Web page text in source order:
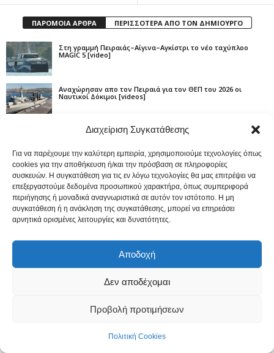
Διαχείριση Συγκατάθεσης
Για να παρέχουμε την καλύτερη εμπειρία, χρησιμοποιούμε τεχνολογίες όπως
cookies για την αποθήκευση ή/και την πρόσβαση σε πληροφορίες
συσκευών. Η συγκατάθεση για τις εν λόγω τεχνολογίες θα μας επιτρέψει να
επεξεργαστούμε δεδομένα προσωπικού χαρακτήρα, όπως συμπεριφορά
περιήγησης ή μοναδικά αναγνωριστικά σε αυτόν τον ιστότοπο. Η μη
συγκατάθεση ή η ανάκληση της συγκατάθεσης, μπορεί να επηρεάσει
αρνητικά ορισμένες λειτουργίες και δυνατότητες.
Αποδοχή
Δεν αποδέχομαι
Προβολή προτιμήσεων
Πολιτική Cookies
ΠΑΡΟΜΟΙΑ ΑΡΘΡΑ ΠΕΡΙΣΣΟΤΕΡΑ ΑΠΟ ΤΟΝ ΔΗΜΙΟΥΡΓΟ
Στη γραμμή Πειραιάς–Αίγινα–Αγκίστρι το νέο ταχύπλοο
MAGIC 5 [video]
Αναχώρησαν απο τον Πειραιά για τον ΘΕΠ του 2026 οι
Ναυτικοί Δόκιμοι [videos]
Το SUPERSPEED JET 4 ξεκίνησε δρομολόγια από τον Πειραιά
Προχωρούν οι εργασίες επέκτασης της Athens Marina στο
Νέο Φάληρο [video]
SEAJETS Καλοκαίρι 2026: Οι εκπτώσεις και οι προσφορές στα
ακτοπλοϊκά εισιτήρια
ΑΦΗΣΤΕ ΜΙΑ ΑΠΑΝΤΗΣΗ